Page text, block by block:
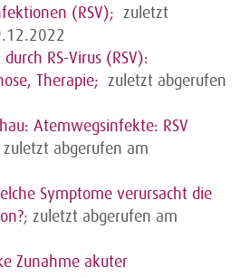
(RSV); zuletzt
RS-Virus (RSV):
Therapie; zuletzt abgerufen
Atemwegsinfekte: RSV
zuletzt abgerufen am
Symptome verursacht die
; zuletzt abgerufen am
Zunahme akuter